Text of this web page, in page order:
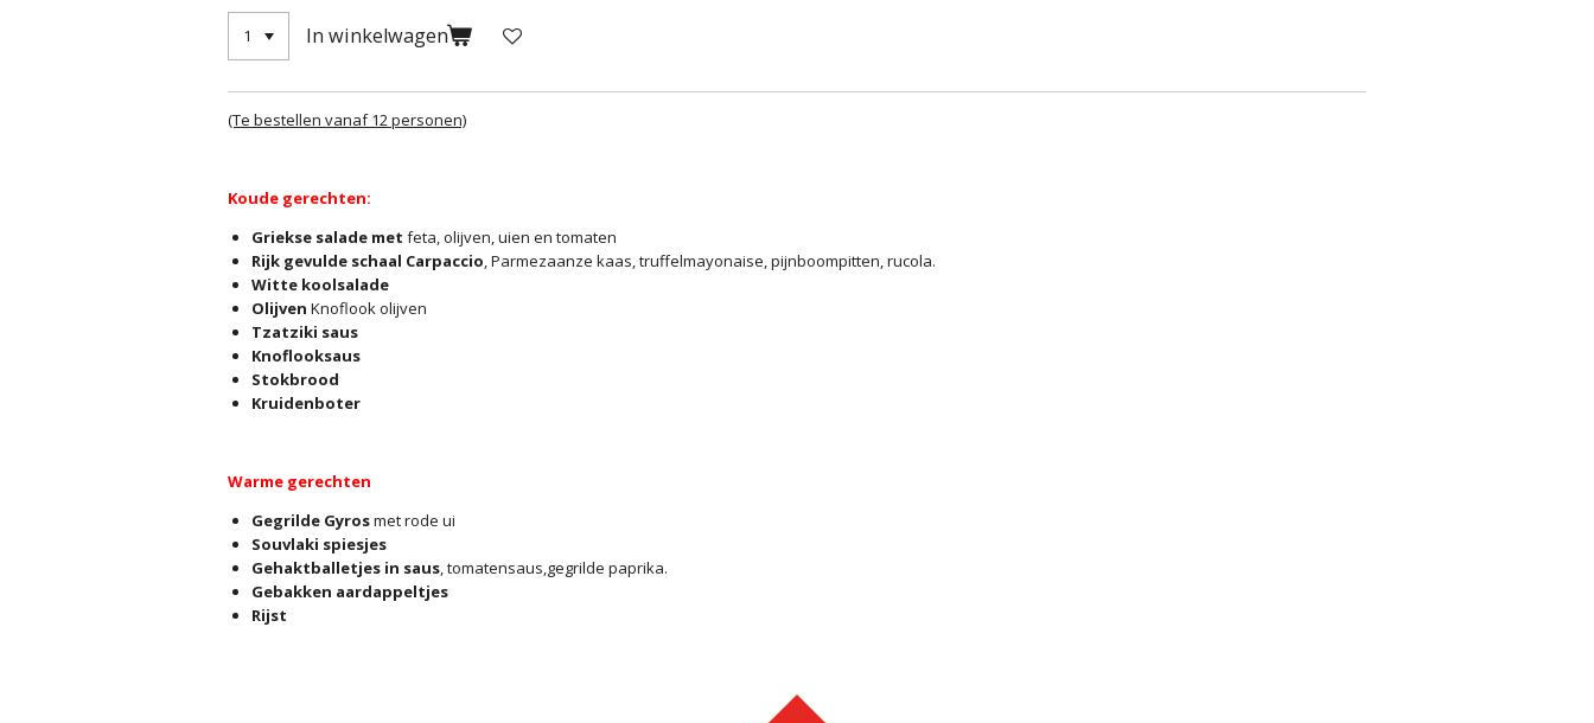
In winkelwagen
(Te bestellen vanaf 12 personen)
Koude gerechten:
Griekse salade met feta, olijven, uien en tomaten
Rijk gevulde schaal Carpaccio, Parmezaanze kaas, truffelmayonaise, pijnboompitten, rucola.
Witte koolsalade
Olijven Knoflook olijven
Tzatziki saus
Knoflooksaus
Stokbrood
Kruidenboter
Warme gerechten
Gegrilde Gyrosmet rode ui
Souvlaki spiesjes
Gehaktballetjes in saus, tomatensaus,gegrilde paprika.
Gebakken aardappeltjes
Rijst